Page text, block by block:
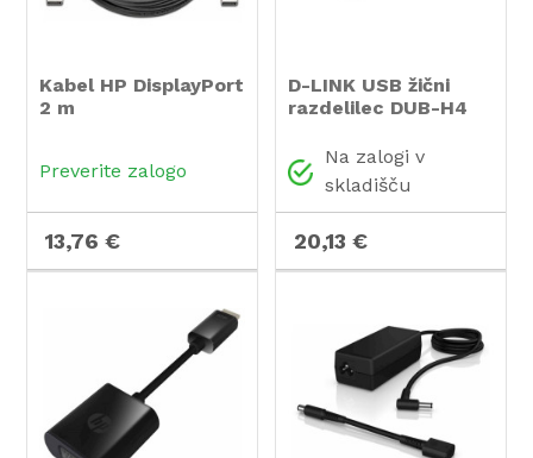
Kabel HP DisplayPort
2 m
Preverite zalogo
13,76 €
D-LINK USB žični
razdelilec DUB-H4
Na zalogi v
skladišču
20,13 €